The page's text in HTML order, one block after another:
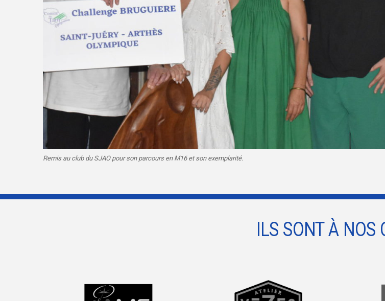
Remis au club du SJAO pour son parcours en M16 et son exemplarité.
ILS SONT À NOS